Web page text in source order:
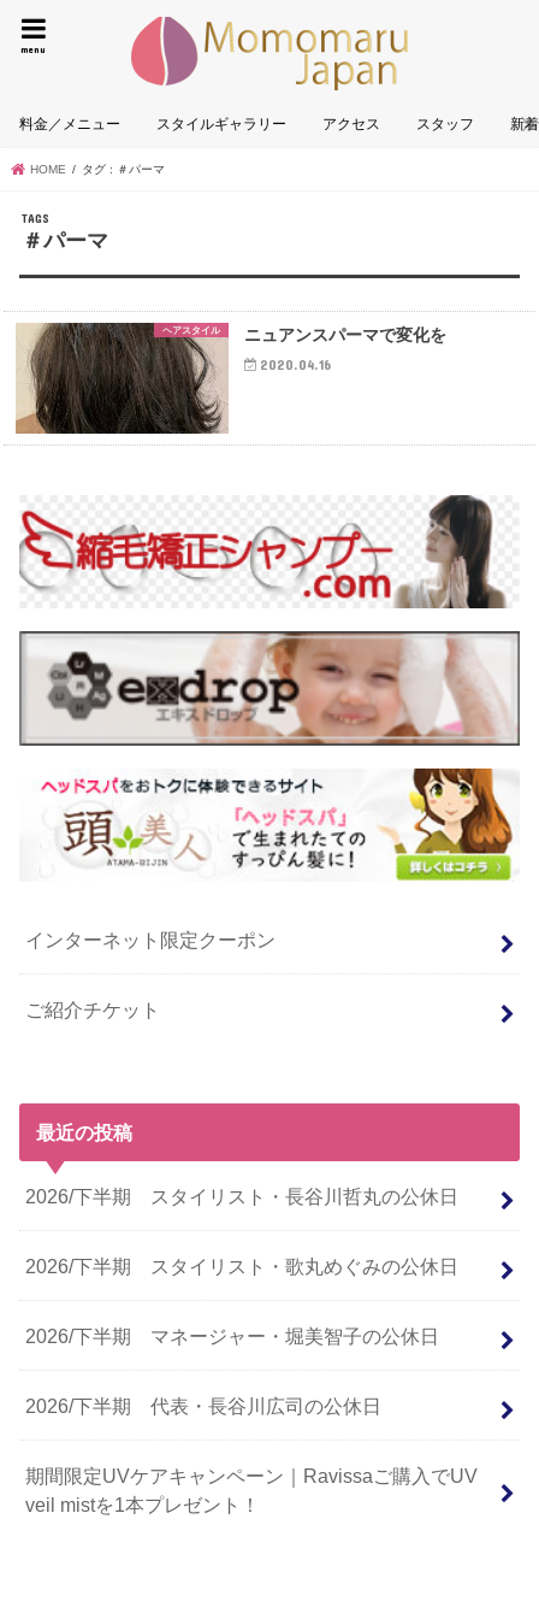
墨田区
menu
料金／メニュー スタイルギャラリー アクセス スタッフ 新
HOME タグ : ＃パーマ
＃パーマ
ヘアスタイル ニュアンスパーマで変化を
2020.04.16
インターネット限定クーポン
ご紹介チケット
最近の投稿
2026/下半期 スタイリスト・長谷川哲丸の公休日
2026/下半期 スタイリスト・歌丸めぐみの公休日
2026/下半期 マネージャー・堀美智子の公休日
2026/下半期 代表・長谷川広司の公休日
期間限定UVケアキャンペーン｜Ravissaご購入でUV
veil mistを1本プレゼント！